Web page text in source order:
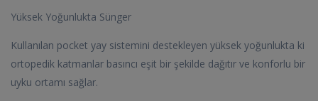
Yüksek Yoğunlukta Sünger
Kullanılan pocket yay sistemini destekleyen yüksek yoğunlukta ki
ortopedik katmanlar basıncı eşit bir şekilde dağıtır ve konforlu bir
uyku ortamı sağlar.